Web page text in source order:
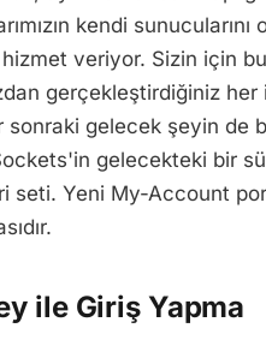
kendi
veriyor. Sizin için
gerçekleştirdiğiniz
sonraki gelecek şeyin de
gelecekteki bir
seti. Yeni My-Account
ile Giriş Yapma